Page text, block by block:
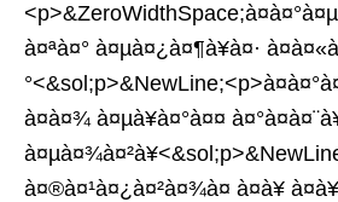
à¤ªà¤° à¤µà¤¿à¤¶à¥à¤·
à¤à¤¾ à¤µà¥à¤°à¤¤
à¤®à¤¹à¤¿à¤²à¤¾à¤ à¤à¥